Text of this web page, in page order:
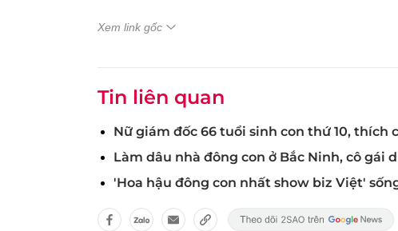
Xem link gốc
Tin liên quan
Nữ giám đốc 66 tuổi sinh con thứ 10, thích
Làm dâu nhà đông con ở Bắc Ninh, cô gái
'Hoa hậu đông con nhất show biz Việt'